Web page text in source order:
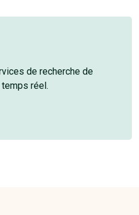
de recherche de
réel.